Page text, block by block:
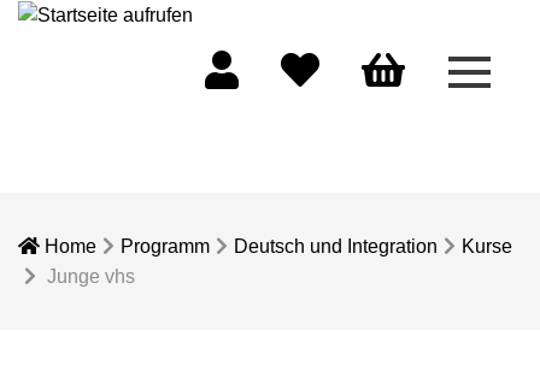
Menü
Home Programm Deutsch und Integration
Kurse
Junge vhs